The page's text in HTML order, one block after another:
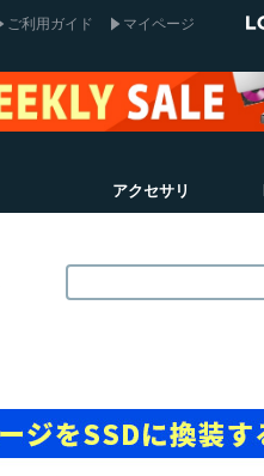
ご利用ガイド マイページ
アクセサリ